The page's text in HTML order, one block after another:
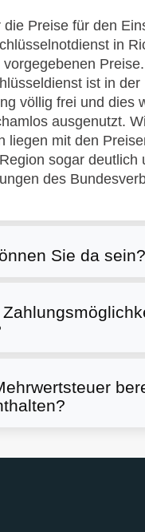
die Preise für den
in
vorgegebenen
ist in der
völlig frei und dies
ausgenutzt.
liegen mit den
sogar deutlich
des
Sie da sein?